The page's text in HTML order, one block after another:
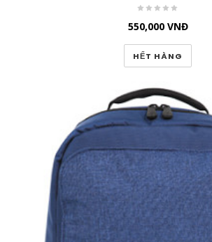
550,000 VNĐ
HẾT HÀNG